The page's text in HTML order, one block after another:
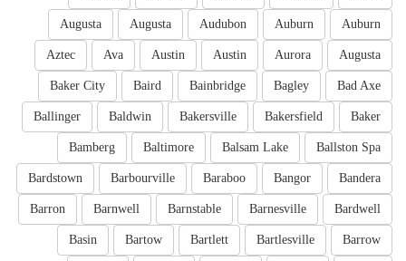
Auburn
Auburn
Audubon
Augusta
Augusta
Augusta
Aurora
Austin
Austin
Ava
Aztec
Bad Axe
Bagley
Bainbridge
Baird
Baker City
Baker
Bakersfield
Bakersville
Baldwin
Ballinger
Ballston Spa
Balsam Lake
Baltimore
Bamberg
Bandera
Bangor
Baraboo
Barbourville
Bardstown
Bardwell
Barnesville
Barnstable
Barnwell
Barron
Barrow
Bartlesville
Bartlett
Bartow
Basin